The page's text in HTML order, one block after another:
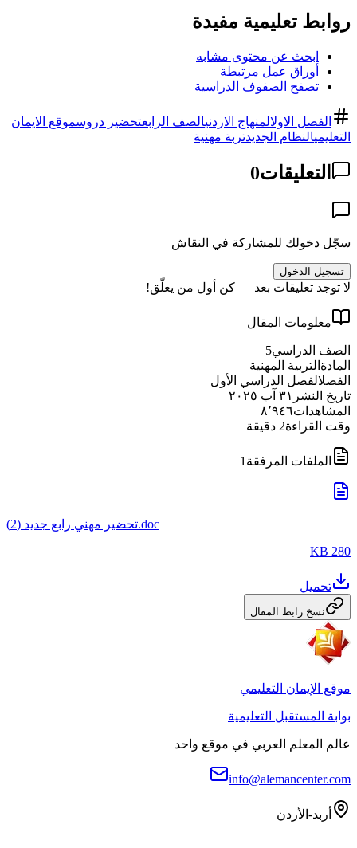
روابط تعليمية مفيدة
ابحث عن محتوى مشابه
أوراق عمل مرتبطة
تصفح الصفوف الدراسية
الفصل الاولالمنهاج الاردنيالصف الرابعتحضير دروسموقع الايمان
التعليميالنظام الجديدتربة مهنية
التعليقات0
سجّل دخولك للمشاركة في النقاش
تسجيل الدخول
لا توجد تعليقات بعد — كن أول من يعلّق!
معلومات المقال
الصف الدراسي5
المادة التربية المهنية
الفصلالفصل الدراسي الأول
تاريخ النشر ٣١ آب ٢٠٢٥
المشاهدات٨٬٩٤٦
وقت القراءة2 دقيقة
الملفات المرفقة 1
تحضير مهني رابع جديد (2).doc
280 KB
تحميل
نسخ رابط المقال
موقع الإيمان التعليمي
بوابة المستقبل التعليمية
عالم المعلم العربي في موقع واحد
info@alemancenter.com
أربد-الأردن